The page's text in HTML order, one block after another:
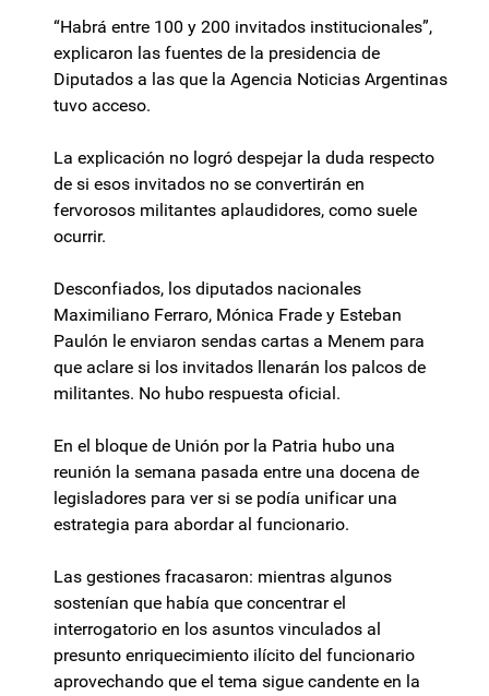
“Habrá entre 100 y 200 invitados institucionales”,
explicaron las fuentes de la presidencia de
Diputados a las que la Agencia Noticias Argentinas
tuvo acceso.
La explicación no logró despejar la duda respecto
de si esos invitados no se convertirán en
fervorosos militantes aplaudidores, como suele
ocurrir.
Desconfiados, los diputados nacionales
Maximiliano Ferraro, Mónica Frade y Esteban
Paulón le enviaron sendas cartas a Menem para
que aclare si los invitados llenarán los palcos de
militantes. No hubo respuesta oficial.
En el bloque de Unión por la Patria hubo una
reunión la semana pasada entre una docena de
legisladores para ver si se podía unificar una
estrategia para abordar al funcionario.
Las gestiones fracasaron: mientras algunos
sostenían que había que concentrar el
interrogatorio en los asuntos vinculados al
presunto enriquecimiento ilícito del funcionario
aprovechando que el tema sigue candente en la